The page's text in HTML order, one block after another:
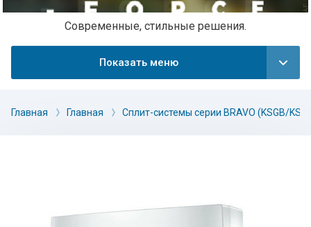
Современные, стильные решения.
Показать меню
Главная Главная Сплит-системы серии BRAVO (KSGB/